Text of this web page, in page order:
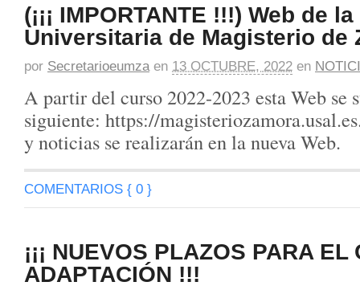
(¡¡¡ IMPORTANTE !!!) Web de
Universitaria de Magisterio de
por Secretarioeumza en 13 OCTUBRE, 2022 en
A partir del curso 2022-2023 esta Web se
siguiente: https://
y noticias se realizarán en la nueva Web.
COMENTARIOS { 0 }
¡¡¡ NUEVOS PLAZOS PARA EL
ADAPTACIÓN !!!